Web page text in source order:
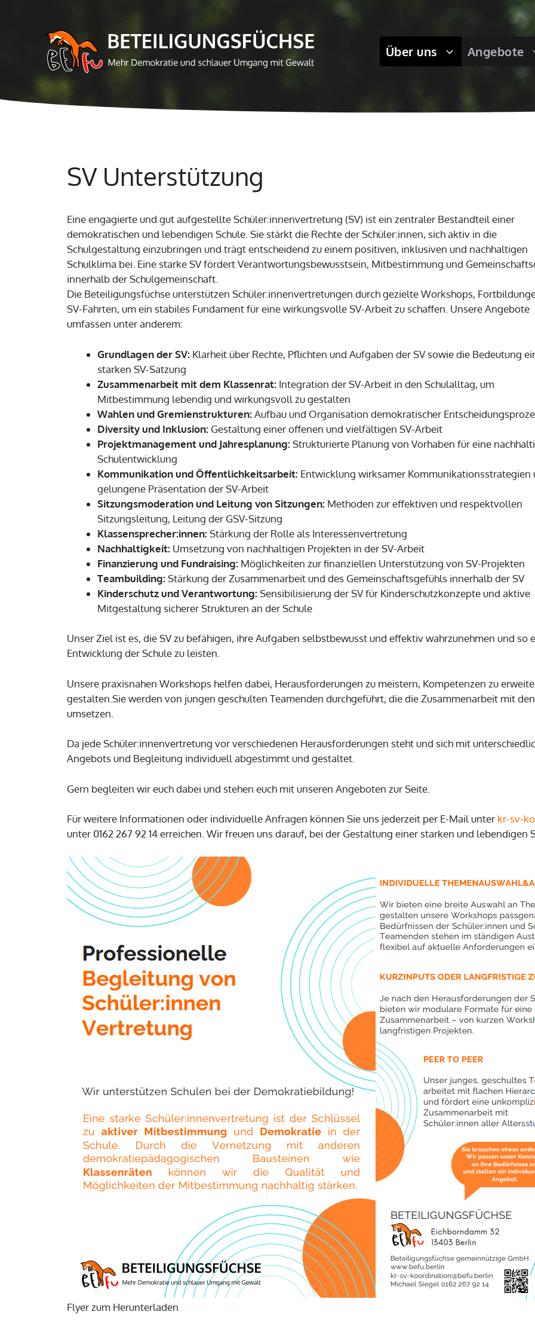
Über uns Angebote
SV Unterstützung
Eine engagierte und gut aufgestellte Schüler:innenvertretung (SV) ist ein zentraler Bestandteil einer
demokratischen und lebendigen Schule. Sie stärkt die Rechte der Schüler:innen, sich aktiv in die
Schulgestaltung einzubringen und trägt entscheidend zu einem positiven, inklusiven und nachhaltigen
Schulklima bei. Eine starke SV fördert Verantwortungsbewusstsein, Mitbestimmung und
innerhalb der Schulgemeinschaft.
Die Beteiligungsfüchse unterstützen Schüler:innenvertretungen durch gezielte Workshops,
SV-Fahrten, um ein stabiles Fundament für eine wirkungsvolle SV-Arbeit zu schaffen. Unsere Angebote
umfassen unter anderem:
Grundlagen der SV: Klarheit über Rechte, Pflichten und Aufgaben der SV sowie die Bedeutung
starken SV-Satzung
Zusammenarbeit mit dem Klassenrat: Integration der SV-Arbeit in den Schulalltag, um
Mitbestimmung lebendig und wirkungsvoll zu gestalten
Wahlen und Gremienstrukturen: Aufbau und Organisation demokratischer
Diversity und Inklusion: Gestaltung einer offenen und vielfältigen SV-Arbeit
Projektmanagement und Jahresplanung: Strukturierte Planung von Vorhaben für eine
Schulentwicklung
Kommunikation und Öffentlichkeitsarbeit: Entwicklung wirksamer Kommunikationsstrategien
gelungene Präsentation der SV-Arbeit
Sitzungsmoderation und Leitung von Sitzungen: Methoden zur effektiven und respektvollen
Sitzungsleitung, Leitung der GSV-Sitzung
Klassensprecher:innen: Stärkung der Rolle als Interessenvertretung
Nachhaltigkeit: Umsetzung von nachhaltigen Projekten in der SV-Arbeit
Finanzierung und Fundraising: Möglichkeiten zur finanziellen Unterstützung von SV-Projekten
Teambuilding: Stärkung der Zusammenarbeit und des Gemeinschaftsgefühls innerhalb der SV
Kinderschutz und Verantwortung: Sensibilisierung der SV für Kinderschutzkonzepte und aktive
Mitgestaltung sicherer Strukturen an der Schule
Unser Ziel ist es, die SV zu befähigen, ihre Aufgaben selbstbewusst und effektiv wahrzunehmen und
Entwicklung der Schule zu leisten.
Unsere praxisnahen Workshops helfen dabei, Herausforderungen zu meistern, Kompetenzen zu
gestalten.Sie werden von jungen geschulten Teamenden durchgeführt, die die Zusammenarbeit mit
umsetzen.
Da jede Schüler:innenvertretung vor verschiedenen Herausforderungen steht und sich mit
Angebots und Begleitung individuell abgestimmt und gestaltet.
Gern begleiten wir euch dabei und stehen euch mit unseren Angeboten zur Seite.
Für weitere Informationen oder individuelle Anfragen können Sie uns jederzeit per E-Mail unter kr-sv-
unter 0162 267 92 14 erreichen. Wir freuen uns darauf, bei der Gestaltung einer starken und
Flyer zum Herunterladen